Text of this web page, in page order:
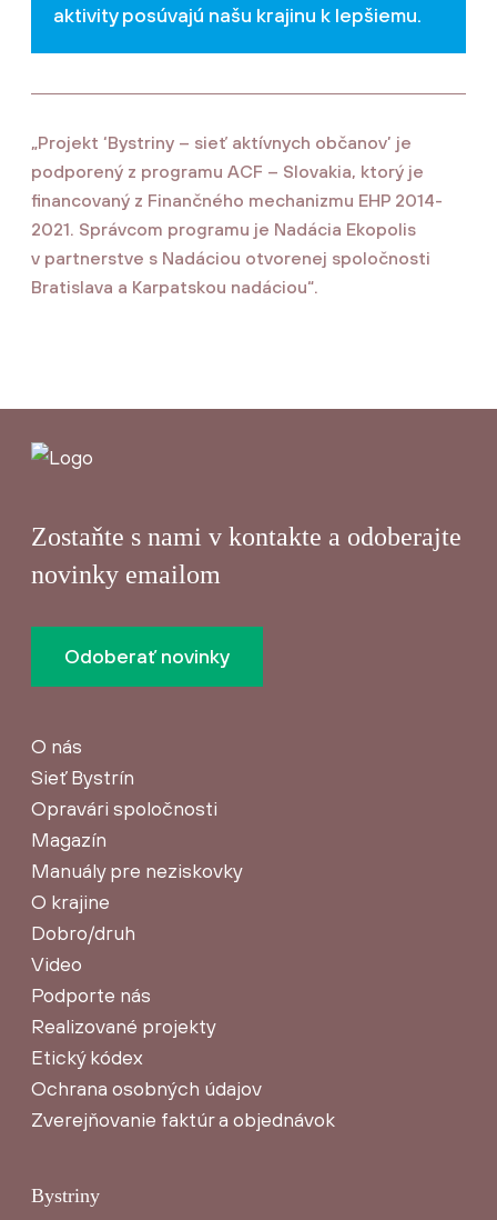
aktivity posúvajú našu krajinu k lepšiemu.
„Projekt ‘Bystriny – sieť aktívnych občanov’ je
podporený z programu ACF – Slovakia, ktorý je
financovaný z Finančného mechanizmu EHP 2014-
2021. Správcom programu je Nadácia Ekopolis
v partnerstve s Nadáciou otvorenej spoločnosti
Bratislava a Karpatskou nadáciou“.
O nás
Sieť Bystrín
Opravári spoločnosti
Magazín
Manuály pre neziskovky
O krajine
Dobro/druh
Video
Podporte nás
Realizované projekty
Etický kódex
Ochrana osobných údajov
Zverejňovanie faktúr a objednávok
Bystriny
Zostaňte s nami v kontakte a odoberajte
novinky emailom
Odoberať novinky